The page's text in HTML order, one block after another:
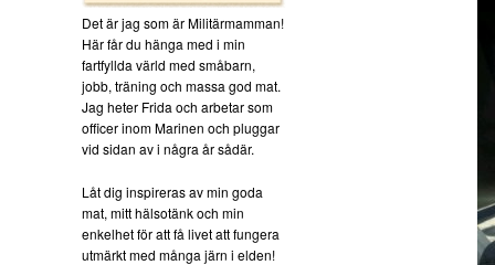
Det är jag som är Militärmamman!
Här får du hänga med i min
fartfyllda värld med småbarn,
jobb, träning och massa god mat.
Jag heter Frida och arbetar som
officer inom Marinen och pluggar
vid sidan av i några år sådär.
Låt dig inspireras av min goda
mat, mitt hälsotänk och min
enkelhet för att få livet att fungera
utmärkt med många järn i elden!